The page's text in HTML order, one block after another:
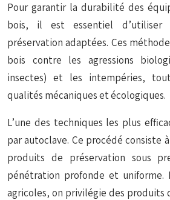
Pour garantir la durabilité des
bois, il est essentiel d’utiliser
préservation adaptées. Ces
bois contre les agressions
insectes) et les intempéries,
qualités mécaniques et écologiques.
L’une des techniques les plus
par autoclave. Ce procédé consiste
produits de préservation sous
pénétration profonde et uniforme.
agricoles, on privilégie des